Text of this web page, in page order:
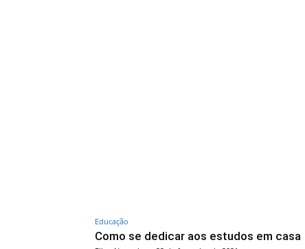
Educação
Como se dedicar aos estudos em casa